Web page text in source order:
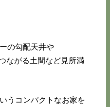
の勾配天井や
ながる土間など見所満
うコンパクトなお家を